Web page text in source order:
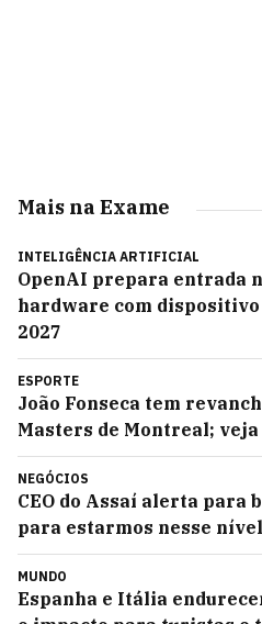
Mais na Exame
INTELIGÊNCIA ARTIFICIAL
OpenAI prepara entrada
hardware com
2027
ESPORTE
João Fonseca tem
Masters de Montreal; veja
NEGÓCIOS
CEO do Assaí alerta para
para estarmos nesse
MUNDO
Espanha e Itália